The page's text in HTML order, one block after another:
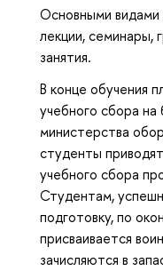
Основными видами
лекции, семинары,
занятия.
В конце обучения
учебного сбора на
министерства
студенты
учебного сбора
Студентам,
подготовку, по
присваивается
зачисляются в